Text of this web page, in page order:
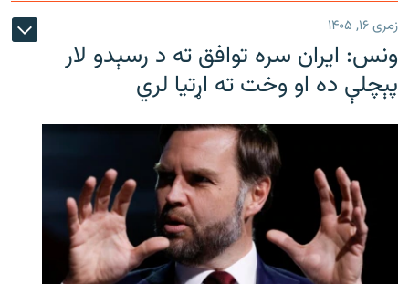
زمری ۱۶, ۱۴۰۵
ونس: ایران سره توافق ته د رسېدو لار
پېچلې ده او وخت ته اړتیا لري